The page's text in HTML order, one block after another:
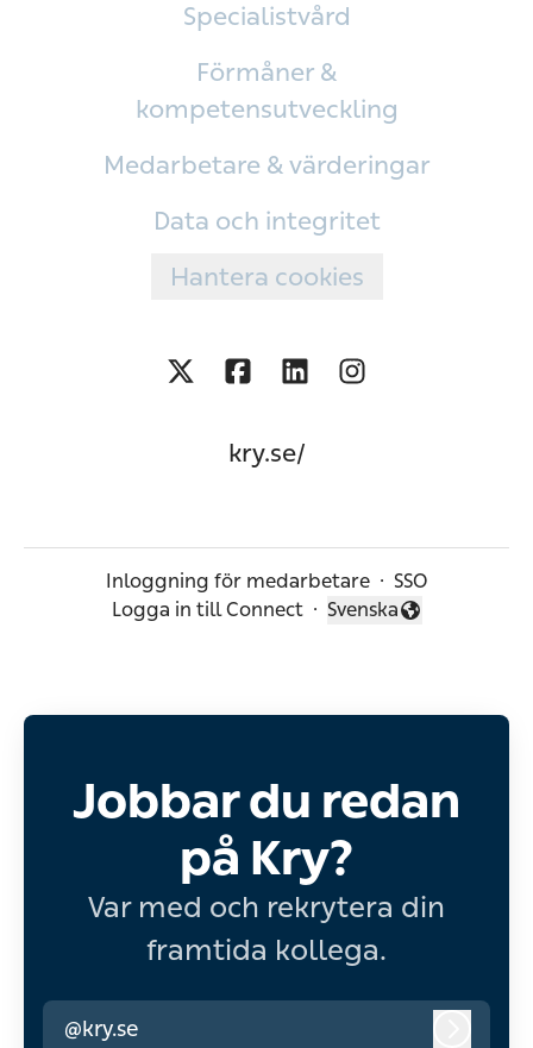
Specialistvård
Förmåner &
kompetensutveckling
Medarbetare & värderingar
Data och integritet
Hantera cookies
kry.se/
Inloggning för medarbetare · SSO
Logga in till Connect ·
Byt språk
Svenska
Jobbar du redan
på Kry?
Var med och rekrytera din
framtida kollega.
@kry.se